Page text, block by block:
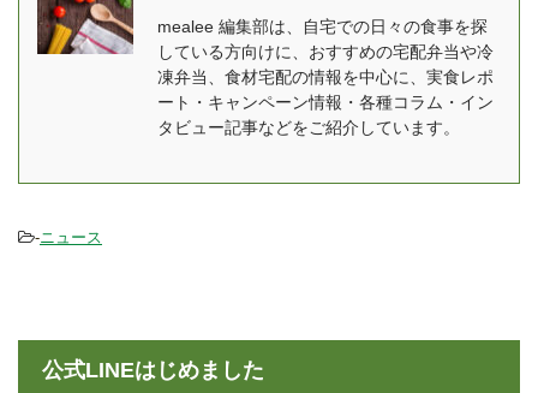
ざけ専門ブランド
「Amazake Lab.」を展
開しています。 また、個
人では麹士として発酵食
品づくりのワークショッ
はインタビューを受けて
いただきありがとうござ
います。 清水：ウェルネ
スダイニングの清水で
実施させ ...
mealee 編集部は、自宅での日々の食事を探
している方向けに、おすすめの宅配弁当や冷
凍弁当、食材宅配の情報を中心に、実食レポ
ート・キャンペーン情報・各種コラム・イン
タビュー記事などをご紹介しています。
-ニュース
公式LINEはじめました